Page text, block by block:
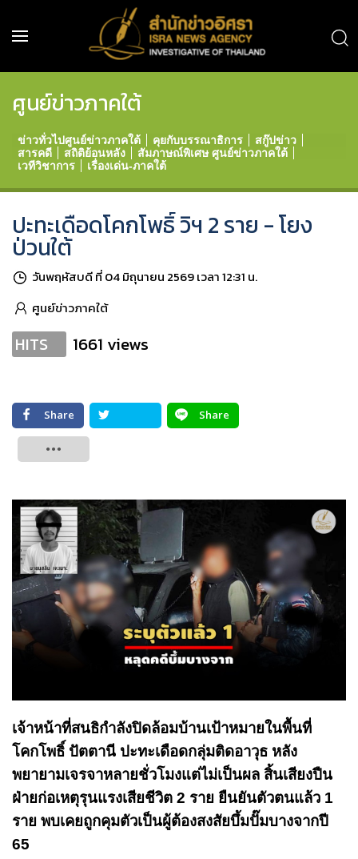
ศูนย์ข่าวภาคใต้
ข่าวทั่วไปศูนย์ข่าวภาคใต้ คุยกับบรรณาธิการ
สกู๊ปข่าว
สารคดี
สถิติย้อนหลัง
สัมภาษณ์พิเศษ ศูนย์ข่าวภาคใต้
เวทีวิชาการ
เรื่องเด่น-ภาคใต้
ปะทะเดือดโคกโพธิ์ วิฯ 2 ราย - โยง
ป่วนใต้
วันพฤหัสบดี ที่ 04 มิถุนายน 2569 เวลา 12:31 น.
ศูนย์ข่าวภาคใต้
HITS 1661 views
Share
Share
เจ้าหน้าที่สนธิกำลังปิดล้อมบ้านเป้าหมายในพื้นที่
โคกโพธิ์ ปัตตานี ปะทะเดือดกลุ่มติดอาวุธ หลัง
พยายามเจรจาหลายชั่วโมงแต่ไม่เป็นผล สิ้นเสียงปืน
ฝ่ายก่อเหตุรุนแรงเสียชีวิต 2 ราย ยืนยันตัวตนแล้ว 1
ราย พบเคยถูกคุมตัวเป็นผู้ต้องสงสัยบึ้มปั๊มบางจากปี
65